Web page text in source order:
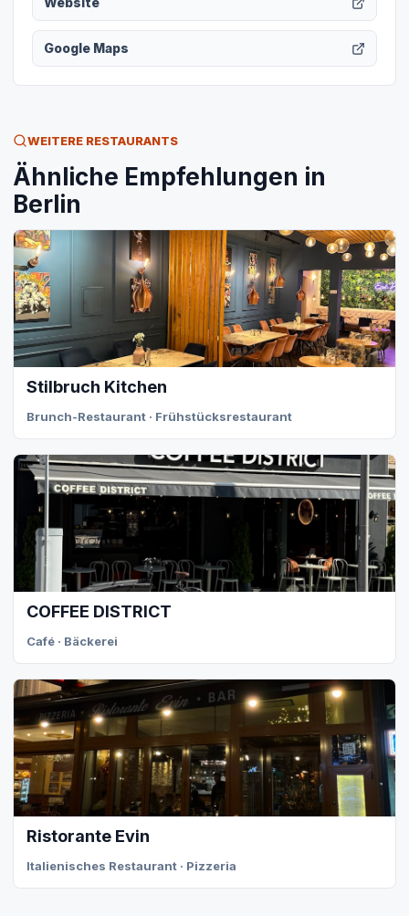
Google Maps
WEITERE RESTAURANTS
Ähnliche Empfehlungen in
Berlin
Stilbruch Kitchen
Brunch-Restaurant · Frühstücksrestaurant
COFFEE DISTRICT
Café · Bäckerei
Ristorante Evin
Italienisches Restaurant · Pizzeria